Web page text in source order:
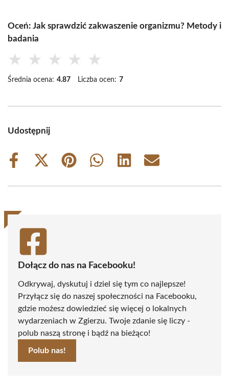
Oceń: Jak sprawdzić zakwaszenie organizmu? Metody i
badania
★ ★ ★ ★ ★
Średnia ocena: 4.87 Liczba ocen: 7
Udostępnij
Share
Share
(Twitter)
Share
Share
Share
Share
Dołącz do nas na Facebooku!
Odkrywaj, dyskutuj i dziel się tym co najlepsze!
Przyłącz się do naszej społeczności na Facebooku,
gdzie możesz dowiedzieć się więcej o lokalnych
wydarzeniach w Zgierzu. Twoje zdanie się liczy -
polub naszą stronę i bądź na bieżąco!
Polub nas!